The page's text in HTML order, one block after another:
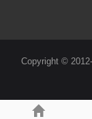
Copyright ©